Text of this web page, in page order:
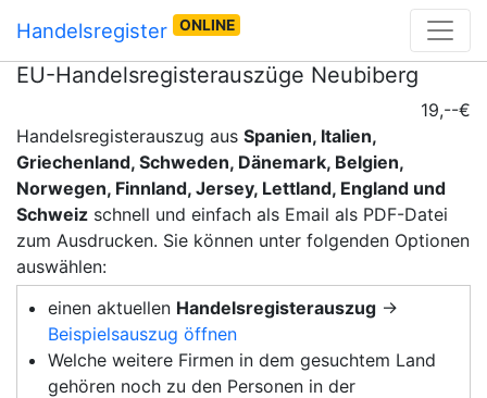
Handelsregister ONLINE
EU-Handelsregisterauszüge Neubiberg
19,--€
Handelsregisterauszug aus Spanien, Italien,
Griechenland, Schweden, Dänemark, Belgien,
Norwegen, Finnland, Jersey, Lettland, England und
Schweiz schnell und einfach als Email als PDF-Datei
zum Ausdrucken. Sie können unter folgenden Optionen
auswählen:
einen aktuellen Handelsregisterauszug →
Beispielsauszug öffnen
Welche weitere Firmen in dem gesuchtem Land
gehören noch zu den Personen in der